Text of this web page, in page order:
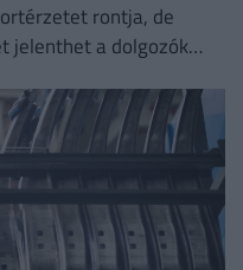
rontja, de
jelenthet a dolgozók